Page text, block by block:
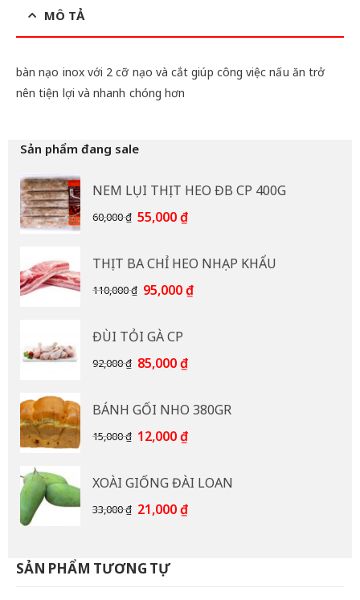
MÔ TẢ
bàn nạo inox với 2 cỡ nạo và cắt giúp công việc nấu ăn trở
nên tiện lợi và nhanh chóng hơn
Sản phẩm đang sale
NEM LỤI THỊT HEO ĐB CP 400G
60,000₫ Giá
60,000 ₫.
55,000₫Giá
là:
55,000 ₫.
THỊT BA CHỈ HEO NHẠP KHẨU
110,000₫ Giá
110,000 ₫.
95,000₫Giá
ĐÙI TỎI GÀ CP
92,000₫ Giá
92,000 ₫.
85,000₫Giá
là:
85,000 ₫.
BÁNH GỐI NHO 380GR
15,000₫ Giá
15,000 ₫.
12,000₫Giá
là:
12,000 ₫.
XOÀI GIỐNG ĐÀI LOAN
33,000₫ Giá
33,000 ₫.
21,000₫Giá
SẢN PHẨM TƯƠNG TỰ